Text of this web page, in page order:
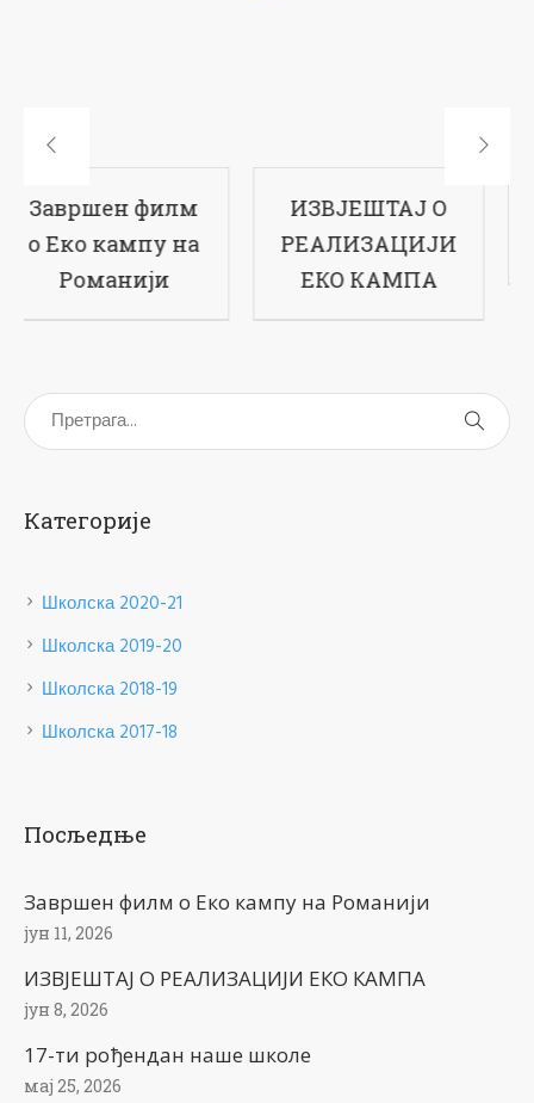
ИЗВЈЕШТАЈ О
РЕАЛИЗАЦИЈИ
ЕКО КАМПА
17-ти рођендан
наше школе
Категорије
Школска 2020-21
Школска 2019-20
Школска 2018-19
Школска 2017-18
Посљедње
Завршен филм о Еко кампу на Романији
јун 11, 2026
ИЗВЈЕШТАЈ О РЕАЛИЗАЦИЈИ ЕКО КАМПА
јун 8, 2026
17-ти рођендан наше школе
мај 25, 2026